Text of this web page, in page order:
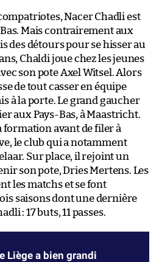
Nacer Chadli est
Mais contrairement aux
des détours pour se hisser au
Chaldi joue chez les jeunes
son pote Axel Witsel. Alors
de tout casser en équipe
à la porte. Le grand gaucher
aux Pays-Bas, à Maastricht.
formation avant de filer à
le club qui a notamment
Sur place, il rejoint un
son pote, Dries Mertens. Les
les matchs et se font
saisons dont une dernière
: 17 buts, 11 passes.
Liège a bien grandi